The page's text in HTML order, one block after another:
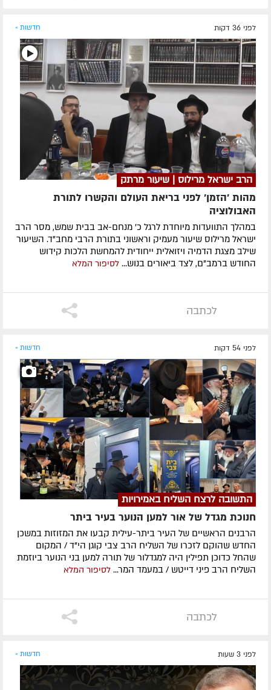
לפני 36 דקות חדשות »
הרב ישראל מרילוס | שיעור מרתק
מהות 'הזמן' לפני בריאת העולם והקשרו לתורת
האבולוציה
במהלך התוועדות מיוחדת לרגל כ' מנחם-אב בבית שמש, מסר הרב
ישראל מרילוס שיעור מעמיק וראשוני בתורת הרבי מחב"ד. השיעור
שילב מצגת הדמיה ויזואלית ייחודית להמחשת הלכות קידוש
החודש ברמב"ם, לצד ביאורים בנוש... לסיפור המלא
לכתבה
לפני 54 דקות חדשות »
התשובה לרצח השליח באמירויות
חנוכת מגדל של אור למען הנוער בעיר ביתר
הרבנים הראשיים של העיר ביתר-עילית קבעו את המזוזות במשכן
החדש שהוקם לזכרו של השליח הרב צבי קוגן הי"ד / המקום
שהחל כדוכן תפילין היה למגדלור של תורה למען בני הנוער ביוזמת
השליח הרב פיני דייטש / במעמד המר... לסיפור המלא
לכתבה
לפני 3 שעות חדשות »